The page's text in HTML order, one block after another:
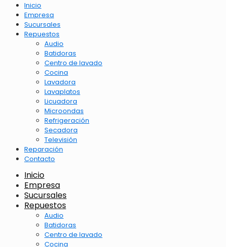
Inicio
Empresa
Sucursales
Repuestos
Audio
Batidoras
Centro de lavado
Cocina
Lavadora
Lavaplatos
Licuadora
Microondas
Refrigeración
Secadora
Televisión
Reparación
Contacto
Inicio
Empresa
Sucursales
Repuestos
Audio
Batidoras
Centro de lavado
Cocina